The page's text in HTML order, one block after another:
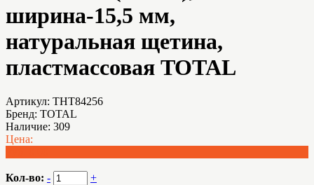
ширина-15,5 мм,
натуральная щетина,
пластмассовая TOTAL
Артикул: THT84256
Бренд: TOTAL
Наличие: 309
Цена:
Кол-во: - +